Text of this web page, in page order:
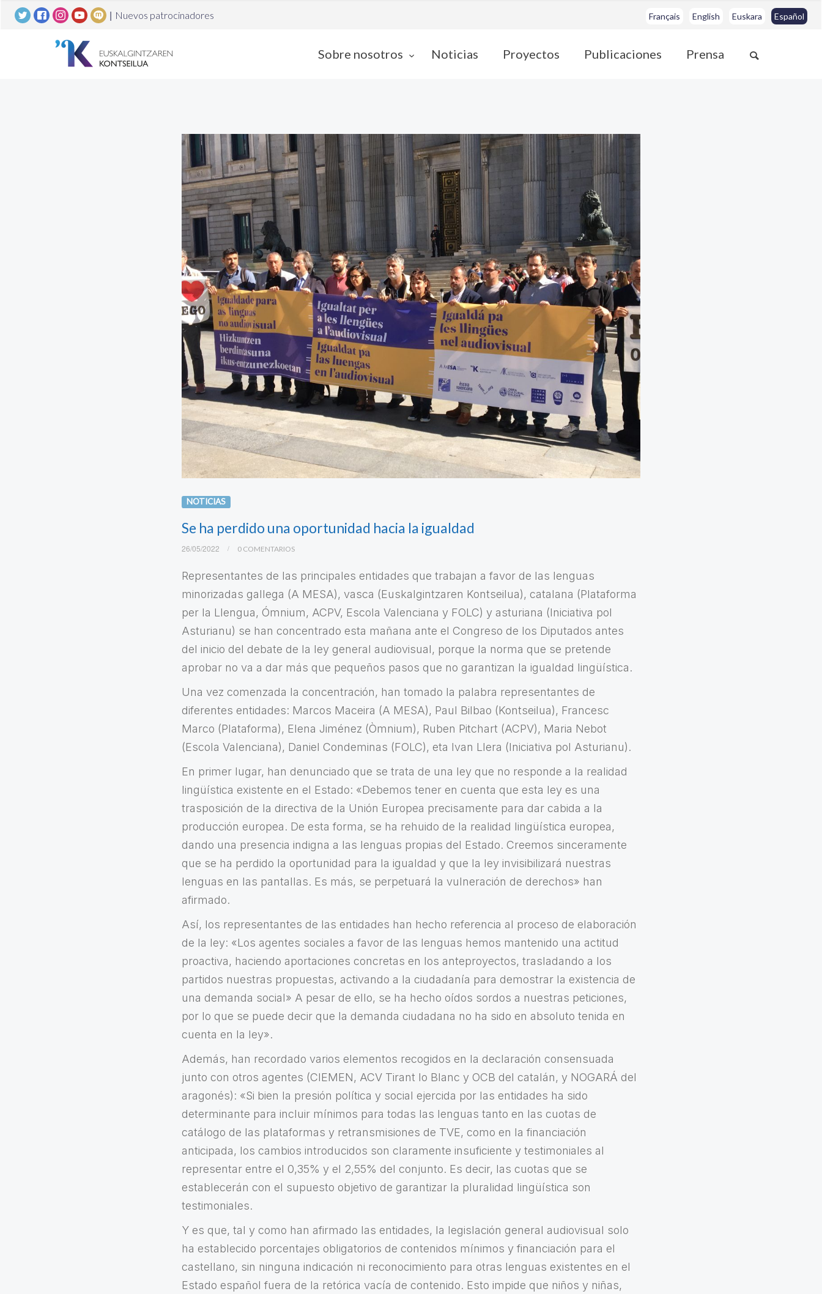
| Nuevos patrocinadores Français English Euskara Español
Sobre nosotros Noticias Proyectos Publicaciones Prensa
NOTICIAS
Se ha perdido una oportunidad hacia la igualdad
26/05/2022 0 COMENTARIOS
Representantes de las principales entidades que trabajan a favor de las lenguas
minorizadas gallega (A MESA), vasca (Euskalgintzaren Kontseilua), catalana (Plataforma
per la Llengua, Ómnium, ACPV, Escola Valenciana y FOLC) y asturiana (Iniciativa pol
Asturianu) se han concentrado esta mañana ante el Congreso de los Diputados antes
del inicio del debate de la ley general audiovisual, porque la norma que se pretende
aprobar no va a dar más que pequeños pasos que no garantizan la igualdad lingüística.
Una vez comenzada la concentración, han tomado la palabra representantes de
diferentes entidades: Marcos Maceira (A MESA), Paul Bilbao (Kontseilua), Francesc
Marco (Plataforma), Elena Jiménez (Òmnium), Ruben Pitchart (ACPV), Maria Nebot
(Escola Valenciana), Daniel Condeminas (FOLC), eta Ivan Llera (Iniciativa pol Asturianu).
En primer lugar, han denunciado que se trata de una ley que no responde a la realidad
lingüística existente en el Estado: «Debemos tener en cuenta que esta ley es una
trasposición de la directiva de la Unión Europea precisamente para dar cabida a la
producción europea. De esta forma, se ha rehuido de la realidad lingüística europea,
dando una presencia indigna a las lenguas propias del Estado. Creemos sinceramente
que se ha perdido la oportunidad para la igualdad y que la ley invisibilizará nuestras
lenguas en las pantallas. Es más, se perpetuará la vulneración de derechos» han
afirmado.
Así, los representantes de las entidades han hecho referencia al proceso de elaboración
de la ley: «Los agentes sociales a favor de las lenguas hemos mantenido una actitud
proactiva, haciendo aportaciones concretas en los anteproyectos, trasladando a los
partidos nuestras propuestas, activando a la ciudadanía para demostrar la existencia de
una demanda social» A pesar de ello, se ha hecho oídos sordos a nuestras peticiones,
por lo que se puede decir que la demanda ciudadana no ha sido en absoluto tenida en
cuenta en la ley».
Además, han recordado varios elementos recogidos en la declaración consensuada
junto con otros agentes (CIEMEN, ACV Tirant lo Blanc y OCB del catalán, y NOGARÁ del
aragonés): «Si bien la presión política y social ejercida por las entidades ha sido
determinante para incluir mínimos para todas las lenguas tanto en las cuotas de
catálogo de las plataformas y retransmisiones de TVE, como en la financiación
anticipada, los cambios introducidos son claramente insuficiente y testimoniales al
representar entre el 0,35% y el 2,55% del conjunto. Es decir, las cuotas que se
establecerán con el supuesto objetivo de garantizar la pluralidad lingüística son
testimoniales.
Y es que, tal y como han afirmado las entidades, la legislación general audiovisual solo
ha establecido porcentajes obligatorios de contenidos mínimos y financiación para el
castellano, sin ninguna indicación ni reconocimiento para otras lenguas existentes en el
Estado español fuera de la retórica vacía de contenido. Esto impide que niños y niñas,